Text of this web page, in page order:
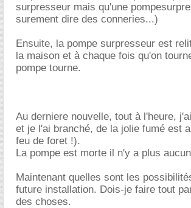
surpresseur mais qu'une
surement dire des conneries...)
Ensuite, la pompe surpresseur est
la maison et à chaque fois qu'on
pompe tourne.
Au derniere nouvelle, tout à l'heure,
et je l'ai branché, de la jolie fumé est
feu de foret !).
La pompe est morte il n'y a plus
Maintenant quelles sont les
future installation. Dois-je faire tout
des choses.